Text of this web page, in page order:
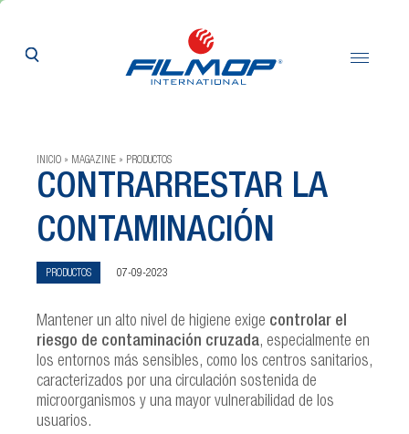
INICIO MAGAZINE PRODUCTOS
CONTRARRESTAR LA
CONTAMINACIÓN
PRODUCTOS 07-09-2023
Mantener un alto nivel de higiene exige controlar el
riesgo de contaminación cruzada, especialmente en
los entornos más sensibles, como los centros sanitarios,
caracterizados por una circulación sostenida de
microorganismos y una mayor vulnerabilidad de los
usuarios.